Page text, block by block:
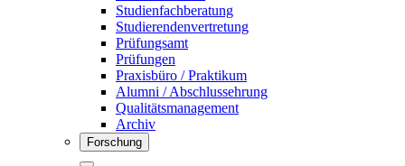
Studienfachberatung
Studierendenvertretung
Prüfungsamt
Prüfungen
Praxisbüro / Praktikum
Alumni / Abschlussehrung
Qualitätsmanagement
Archiv
Forschung